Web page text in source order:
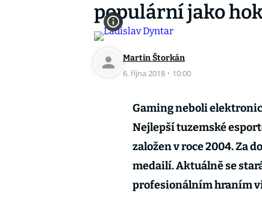
populární jako
Martin Štorkán
6. října 2018 · 10:00
Gaming neboli
Nejlepší tuzemské
založen v roce 2004. Za
medailí. Aktuálně se
profesionálním hraním